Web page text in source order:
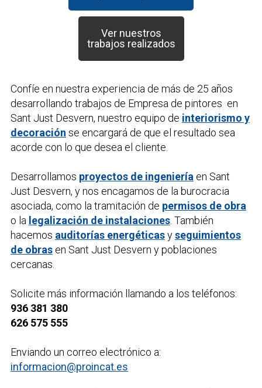
Ver nuestros
trabajos realizados
Confíe en nuestra experiencia de más de 25 años
desarrollando trabajos de Empresa de pintores en
Sant Just Desvern, nuestro equipo de interiorismo y
decoración se encargará de que el resultado sea
acorde con lo que desea el cliente.
Desarrollamos proyectos de ingeniería en Sant
Just Desvern, y nos encagamos de la burocracia
asociada, como la tramitación de permisos de obra
o la legalización de instalaciones. También
hacemos auditorías energéticasyseguimientos
de obrasen Sant Just Desvern y poblaciones
cercanas.
Solicite más información llamando a los teléfonos:
936 381 380
626 575 555
Enviando un correo electrónico a:
informacion@proincat.es